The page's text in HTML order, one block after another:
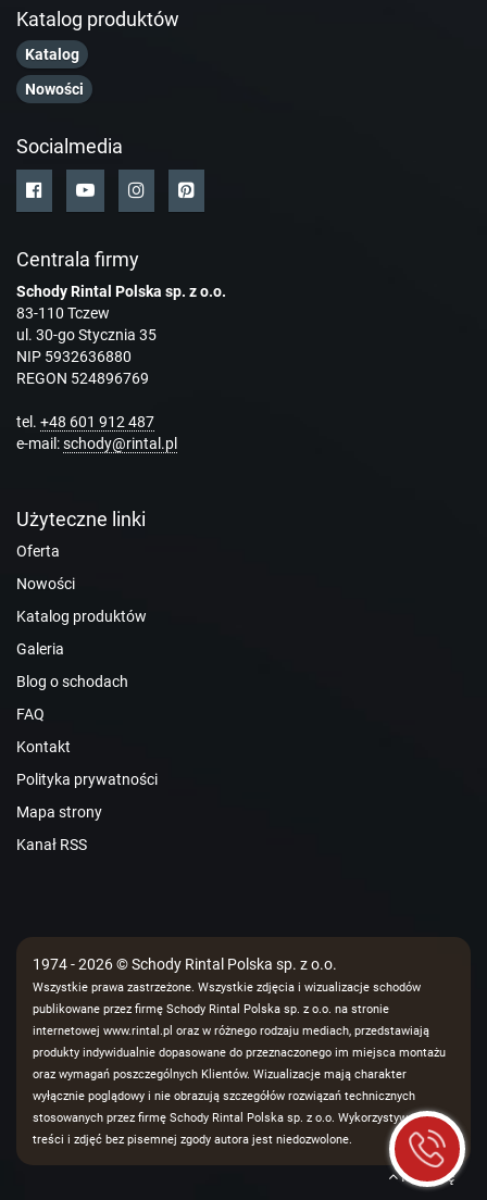
Katalog produktów
Katalog
Nowości
Socialmedia
Centrala firmy
Schody Rintal Polska sp. z o.o.
83-110 Tczew
ul. 30-go Stycznia 35
NIP 5932636880
REGON 524896769
tel. +48 601 912 487
e-mail:schody@rintal.pl
Użyteczne linki
Oferta
Nowości
Katalog produktów
Galeria
Blog o schodach
FAQ
Kontakt
Polityka prywatności
Mapa strony
Kanał RSS
1974 - 2026 © Schody Rintal Polska sp. z o.o.
Wszystkie prawa zastrzeżone. Wszystkie zdjęcia i wizualizacje schodów
publikowane przez firmę Schody Rintal Polska sp. z o.o. na stronie
internetowej www.rintal.pl oraz w różnego rodzaju mediach, przedstawiają
produkty indywidualnie dopasowane do przeznaczonego im miejsca montażu
oraz wymagań poszczególnych Klientów. Wizualizacje mają charakter
wyłącznie poglądowy i nie obrazują szczegółów rozwiązań technicznych
stosowanych przez firmę Schody Rintal Polska sp. z o.o. Wykorzystywanie
treści i zdjęć bez pisemnej zgody autora jest niedozwolone.
Na górę